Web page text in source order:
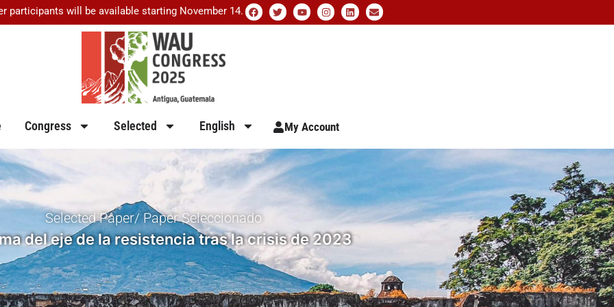
participants will be available starting November 14.
Congress Selected English My Account
Selected Paper/ Paper Seleccionado
del eje de la resistencia tras la crisis de 2023